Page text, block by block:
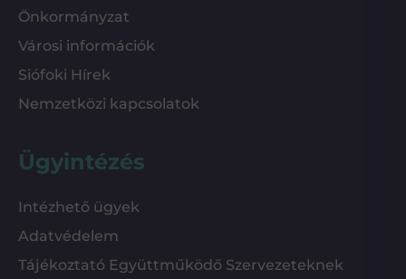
Önkormányzat
Városi információk
Siófoki Hírek
Nemzetközi kapcsolatok
Ügyintézés
Intézhető ügyek
Adatvédelem
Tájékoztató Együttműködő Szervezeteknek